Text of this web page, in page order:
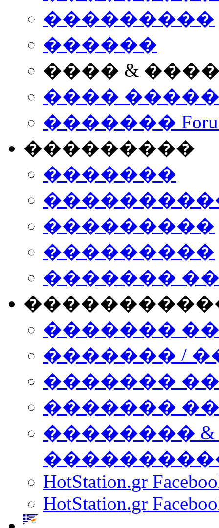
���������
������
���� &
����
�������
���������
�������
���������
���������
�������
�������
������� /
�������
������� ���
��������
HotStation.gr
HotStation.gr